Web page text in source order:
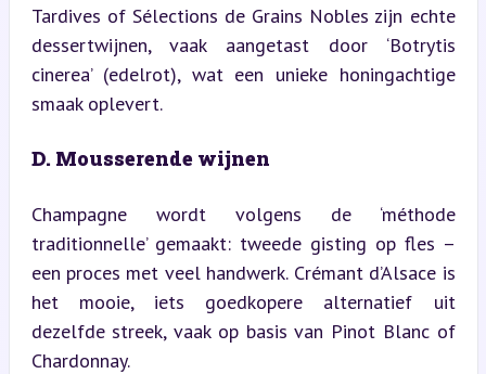
Tardives of Sélections de Grains Nobles zijn echte
dessertwijnen, vaak aangetast door ‘Botrytis
cinerea’ (edelrot), wat een unieke honingachtige
smaak oplevert.
D. Mousserende wijnen
Champagne wordt volgens de ‘méthode
traditionnelle’ gemaakt: tweede gisting op fles –
een proces met veel handwerk. Crémant d’Alsace is
het mooie, iets goedkopere alternatief uit
dezelfde streek, vaak op basis van Pinot Blanc of
Chardonnay.